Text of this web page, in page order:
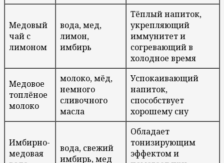
Медовый
чай с
лимоном
вода, мед,
лимон,
имбирь
Тёплый напиток,
укрепляющий
иммунитет и
согревающий в
холодное время
Медовое
топлёное
молоко
молоко, мёд,
немного
сливочного
масла
Успокаивающий
напиток,
способствует
хорошему сну
Имбирно-
медовая
вода, свежий
имбирь, мед
Обладает
тонизирующим
эффектом и